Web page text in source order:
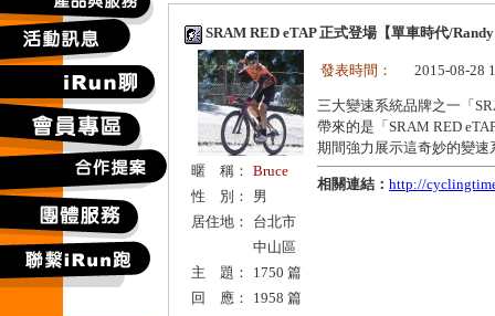
SRAM RED eTAP 正式登場【單車時代/
暱 稱： Bruce
性 別：
男
居住地：
台北市
中山區
主 題：
1750 篇
回 應：
1958 篇
發表時間： 2015-08-28
三大變速系統品牌之一「
帶來的是「SRAM RED
期間強力展示這奇妙的變速
相關連結： http://